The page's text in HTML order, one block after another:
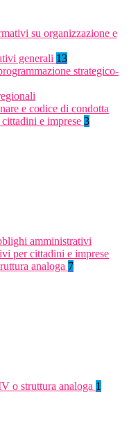
su organizzazione e
generali 13
strategico-
e codice di condotta
e imprese 3
amministrativi
per cittadini e imprese
analoga 7
o struttura analoga 1